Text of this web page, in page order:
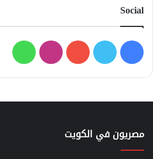
Social
فيسبوك
تويتر يوتيوبانستقرام
مصريون في الكويت